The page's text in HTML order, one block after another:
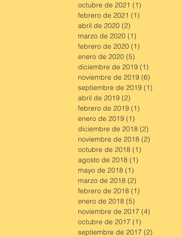
octubre de 2021 (1)
febrero de 2021 (1)
abril de 2020 (2)
marzo de 2020 (1)
febrero de 2020 (1)
enero de 2020 (5)
diciembre de 2019 (1)
noviembre de 2019 (6)
septiembre de 2019 (1)
abril de 2019 (2)
febrero de 2019 (1)
enero de 2019 (1)
diciembre de 2018 (2)
noviembre de 2018 (2)
octubre de 2018 (1)
agosto de 2018 (1)
mayo de 2018 (1)
marzo de 2018 (2)
febrero de 2018 (1)
enero de 2018 (5)
noviembre de 2017 (4)
octubre de 2017 (1)
septiembre de 2017 (2)